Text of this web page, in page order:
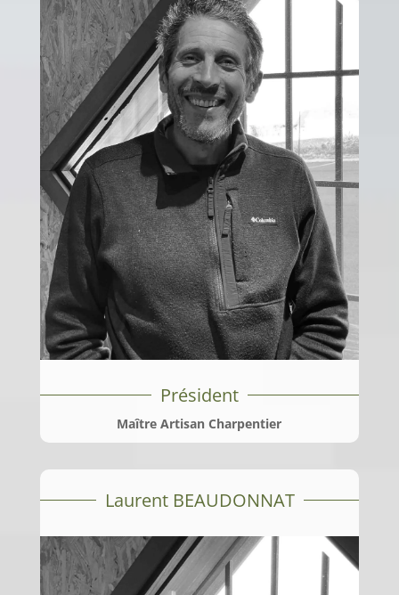
Président
Maître Artisan Charpentier
Laurent BEAUDONNAT